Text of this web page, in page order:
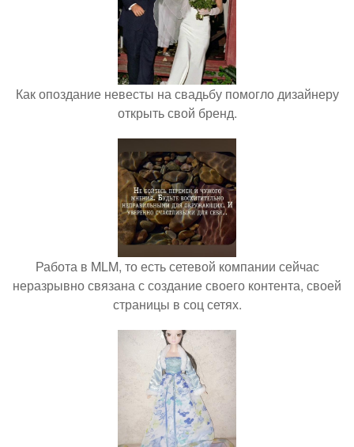
Как опоздание невесты на свадьбу помогло дизайнеру
открыть свой бренд.
Работа в MLM, то есть сетевой компании сейчас
неразрывно связана с создание своего контента, своей
страницы в соц сетях.